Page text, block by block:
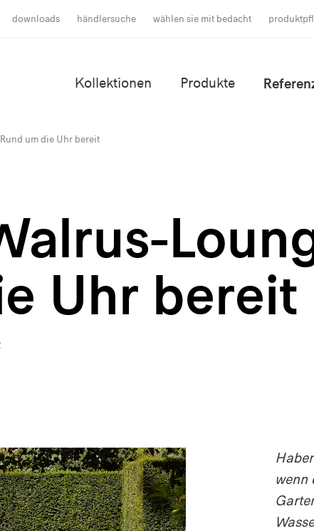
downloads händlersuche wählen sie mit bedacht
Kollektionen Produkte
um die Uhr bereit
Uhr bereit
wenn